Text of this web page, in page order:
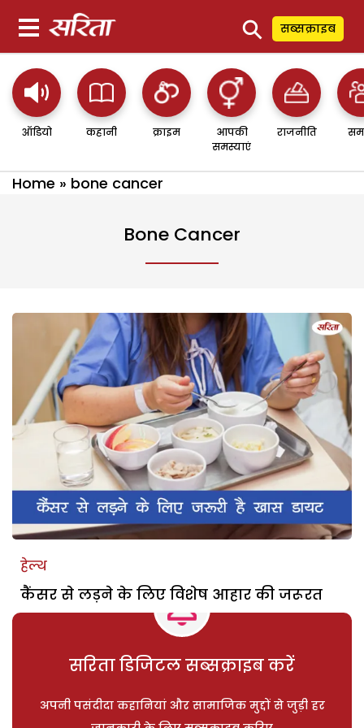
⚲ सब्सक्राइब
ऑडियो कहानी क्राइम
आपकी
समस्याएं
राजनीति
Home » bone cancer
Bone Cancer
हेल्थ
कैंसर से लड़ने के लिए विशेष आहार की जरूरत
सरिता डिजिटल सब्सक्राइब करें
अपनी पसंदीदा कहानियां और सामाजिक मुद्दों से जुड़ी हर